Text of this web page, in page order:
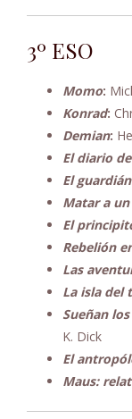
3º ESO
Momo:
Konrad:
Demian:
El diario
El
Matar a
El
Rebelión
Las
La isla del
Sueñan
K. Dick
El
Maus: